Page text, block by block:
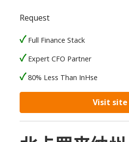
Request
Full Finance Stack
Expert CFO Partner
80% Less Than InHse
Visit site